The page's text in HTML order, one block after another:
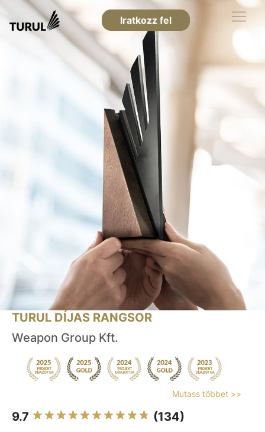
Iratkozz fel
TURUL DÍJAS RANGSOR
Weapon Group Kft.
Mutass többet >>
9.7 (134)